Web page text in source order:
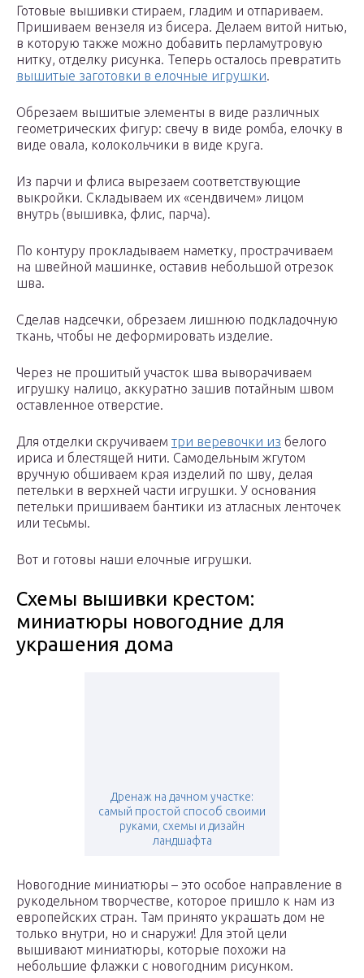
Готовые вышивки стираем, гладим и отпариваем.
Пришиваем вензеля из бисера. Делаем витой нитью,
в которую также можно добавить перламутровую
нитку, отделку рисунка. Теперь осталось превратить
вышитые заготовки в елочные игрушки.
Обрезаем вышитые элементы в виде различных
геометрических фигур: свечу в виде ромба, елочку в
виде овала, колокольчики в виде круга.
Из парчи и флиса вырезаем соответствующие
выкройки. Складываем их «сендвичем» лицом
внутрь (вышивка, флис, парча).
По контуру прокладываем наметку, прострачиваем
на швейной машинке, оставив небольшой отрезок
шва.
Сделав надсечки, обрезаем лишнюю подкладочную
ткань, чтобы не деформировать изделие.
Через не прошитый участок шва выворачиваем
игрушку налицо, аккуратно зашив потайным швом
оставленное отверстие.
Для отделки скручиваем три веревочки из белого
ириса и блестящей нити. Самодельным жгутом
вручную обшиваем края изделий по шву, делая
петельки в верхней части игрушки. У основания
петельки пришиваем бантики из атласных ленточек
или тесьмы.
Вот и готовы наши елочные игрушки.
Схемы вышивки крестом:
миниатюры новогодние для
украшения дома
Дренаж на дачном участке:
самый простой способ своими
руками, схемы и дизайн
ландшафта
Новогодние миниатюры – это особое направление в
рукодельном творчестве, которое пришло к нам из
европейских стран. Там принято украшать дом не
только внутри, но и снаружи! Для этой цели
вышивают миниатюры, которые похожи на
небольшие флажки с новогодним рисунком.